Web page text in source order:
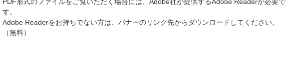
す。
Adobe Readerをお持ちでない方は、バナーのリンク先からダウンロードしてください。
（無料）